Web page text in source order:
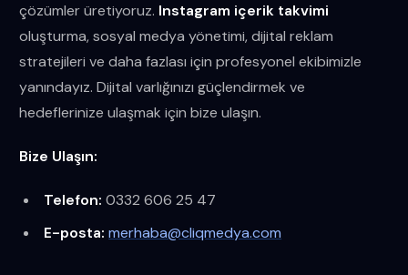
çözümler üretiyoruz. Instagram içerik takvimi
oluşturma, sosyal medya yönetimi, dijital reklam
stratejileri ve daha fazlası için profesyonel ekibimizle
yanındayız. Dijital varlığınızı güçlendirmek ve
hedeflerinize ulaşmak için bize ulaşın.
Bize Ulaşın:
Telefon: 0332 606 25 47
E-posta: merhaba@cliqmedya.com